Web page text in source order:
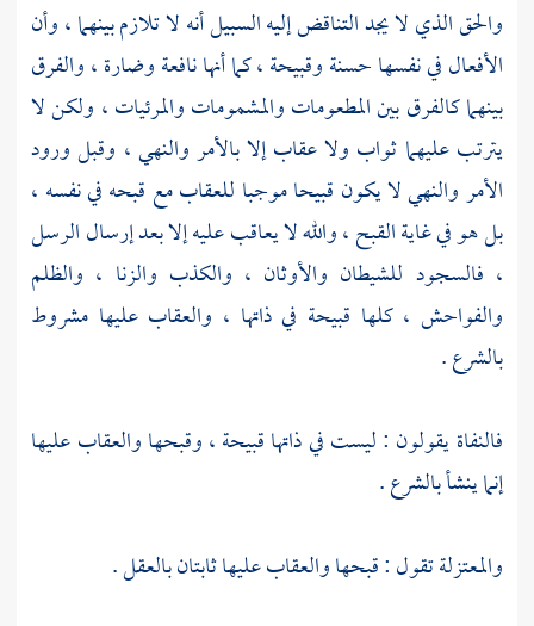
والحق الذي لا يجد التناقض إليه السبيل أنه لا تلازم بينهما ، وأن
الأفعال في نفسها حسنة وقبيحة ، كما أنها نافعة وضارة ، والفرق
بينهما كالفرق بين المطعومات والمشمومات والمرئيات ، ولكن لا
يترتب عليهما ثواب ولا عقاب إلا بالأمر والنهي ، وقبل ورود
الأمر والنهي لا يكون قبيحا موجبا للعقاب مع قبحه في نفسه ،
بل هو في غاية القبح ، والله لا يعاقب عليه إلا بعد إرسال الرسل
، فالسجود للشيطان والأوثان ، والكذب والزنا ، والظلم
والفواحش ، كلها قبيحة في ذاتها ، والعقاب عليها مشروط
بالشرع .
فالنفاة يقولون : ليست في ذاتها قبيحة ، وقبحها والعقاب عليها
إنما ينشأ بالشرع .
والمعتزلةتقول : قبحها والعقاب عليها ثابتان بالعقل .